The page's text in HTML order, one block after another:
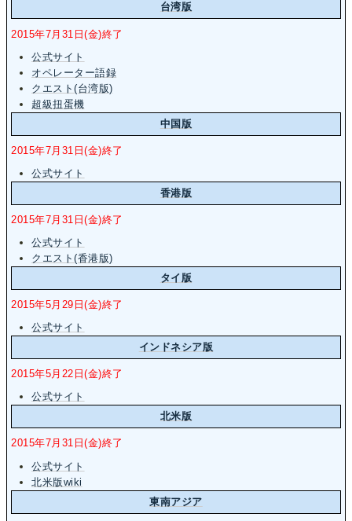
台湾版
2015年7月31日(金)終了
公式サイト
オペレーター語録
クエスト(台湾版)
超級扭蛋機
中国版
2015年7月31日(金)終了
公式サイト
香港版
2015年7月31日(金)終了
公式サイト
クエスト(香港版)
タイ版
2015年5月29日(金)終了
公式サイト
インドネシア版
2015年5月22日(金)終了
公式サイト
北米版
2015年7月31日(金)終了
公式サイト
北米版wiki
東南アジア